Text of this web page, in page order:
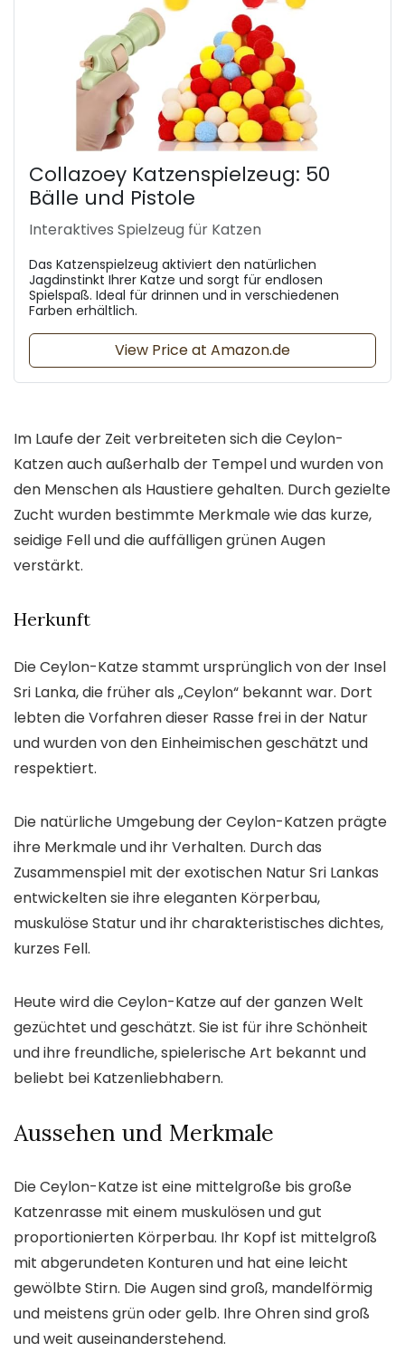
Collazoey Katzenspielzeug: 50
Bälle und Pistole
Interaktives Spielzeug für Katzen
Das Katzenspielzeug aktiviert den natürlichen
Jagdinstinkt Ihrer Katze und sorgt für endlosen
Spielspaß. Ideal für drinnen und in verschiedenen
Farben erhältlich.
View Price at Amazon.de
Im Laufe der Zeit verbreiteten sich die Ceylon-
Katzen auch außerhalb der Tempel und wurden von
den Menschen als Haustiere gehalten. Durch gezielte
Zucht wurden bestimmte Merkmale wie das kurze,
seidige Fell und die auffälligen grünen Augen
verstärkt.
Herkunft
Die Ceylon-Katze stammt ursprünglich von der Insel
Sri Lanka, die früher als „Ceylon“ bekannt war. Dort
lebten die Vorfahren dieser Rasse frei in der Natur
und wurden von den Einheimischen geschätzt und
respektiert.
Die natürliche Umgebung der Ceylon-Katzen prägte
ihre Merkmale und ihr Verhalten. Durch das
Zusammenspiel mit der exotischen Natur Sri Lankas
entwickelten sie ihre eleganten Körperbau,
muskulöse Statur und ihr charakteristisches dichtes,
kurzes Fell.
Heute wird die Ceylon-Katze auf der ganzen Welt
gezüchtet und geschätzt. Sie ist für ihre Schönheit
und ihre freundliche, spielerische Art bekannt und
beliebt bei Katzenliebhabern.
Aussehen und Merkmale
Die Ceylon-Katze ist eine mittelgroße bis große
Katzenrasse mit einem muskulösen und gut
proportionierten Körperbau. Ihr Kopf ist mittelgroß
mit abgerundeten Konturen und hat eine leicht
gewölbte Stirn. Die Augen sind groß, mandelförmig
und meistens grün oder gelb. Ihre Ohren sind groß
und weit auseinanderstehend.